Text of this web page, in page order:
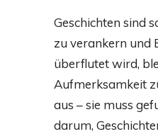
Geschichten sind
zu verankern und
überflutet wird,
Aufmerksamkeit
aus – sie muss
darum,